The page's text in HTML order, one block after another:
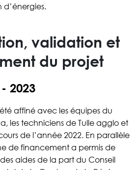
validation et
du projet
2023
affiné avec les équipes du
les techniciens de Tulle agglo et
de l’année 2022. En parallèle
de financement a permis de
aides de la part du Conseil